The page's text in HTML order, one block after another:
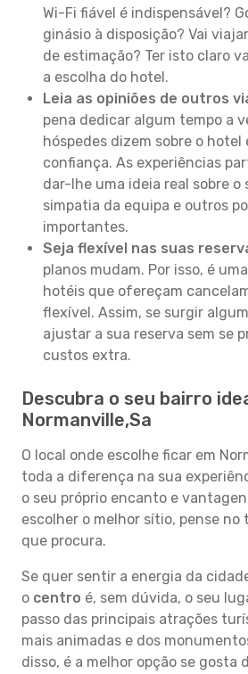
Wi-Fi fiável é indispensável?
ginásio à disposição? Vai
de estimação? Ter isto claro
a escolha do hotel.
Leia as opiniões de outros
pena dedicar algum tempo a
hóspedes dizem sobre o hotel
confiança. As experiências
dar-lhe uma ideia real sobre o
simpatia da equipa e outros
importantes.
Seja flexível nas suas
planos mudam. Por isso, é
hotéis que ofereçam
flexível. Assim, se surgir
ajustar a sua reserva sem se
custos extra.
Descubra o seu bairro
Normanville,Sa
O local onde escolhe ficar em
toda a diferença na sua
o seu próprio encanto e
escolher o melhor sítio, pense no
que procura.
Se quer sentir a energia da
o centro é, sem dúvida, o seu
passo das principais atrações
mais animadas e dos
disso, é a melhor opção se gosta